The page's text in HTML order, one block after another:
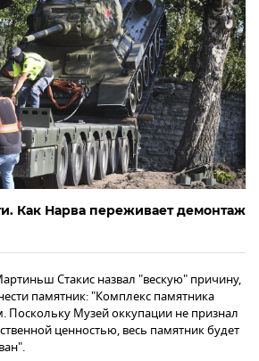
Как Нарва переживает демонтаж
Стакис назвал "вескую" причину,
памятник: "Комплекс памятника
Поскольку Музей оккупации не признал
ценностью, весь памятник будет